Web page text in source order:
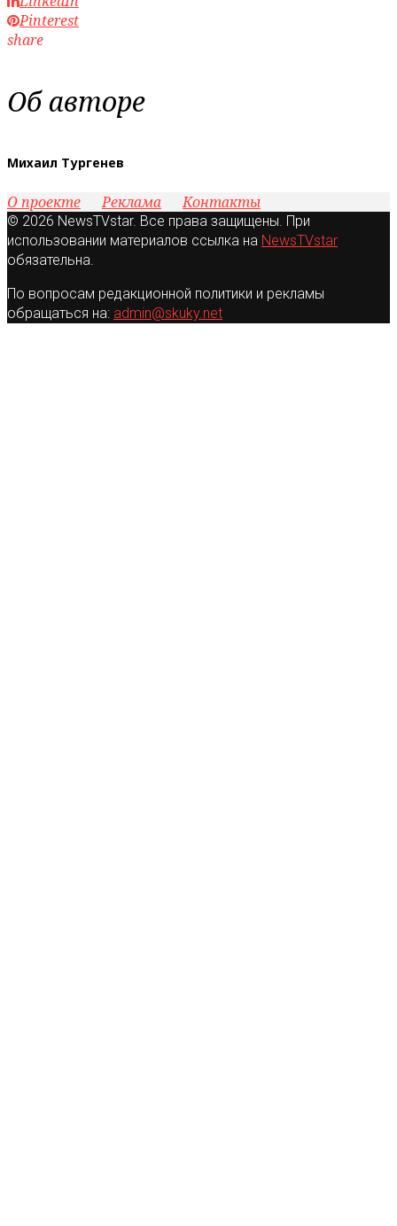
Pinterest
share
Об авторе
Михаил Тургенев
О проекте Реклама Контакты
© 2026 NewsTVstar. Все права защищены. При
использовании материалов ссылка на NewsTVstar
обязательна.
По вопросам редакционной политики и рекламы
обращаться на: admin@skuky.net